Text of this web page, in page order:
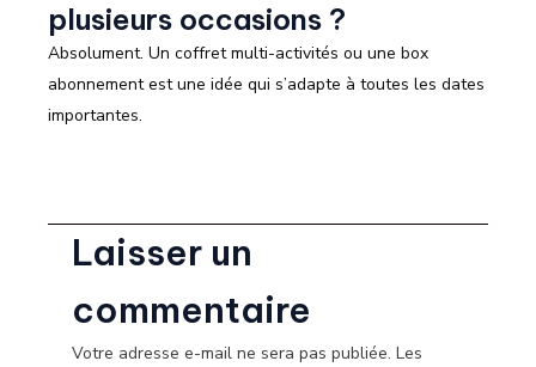
plusieurs occasions ?
Absolument. Un coffret multi-activités ou une box
abonnement est une idée qui s’adapte à toutes les dates
importantes.
Laisser un
commentaire
Votre adresse e-mail ne sera pas publiée. Les